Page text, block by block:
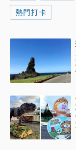
熱門打卡